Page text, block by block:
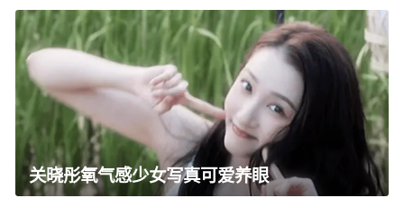
关晓彤氧气感少女写真可爱养眼